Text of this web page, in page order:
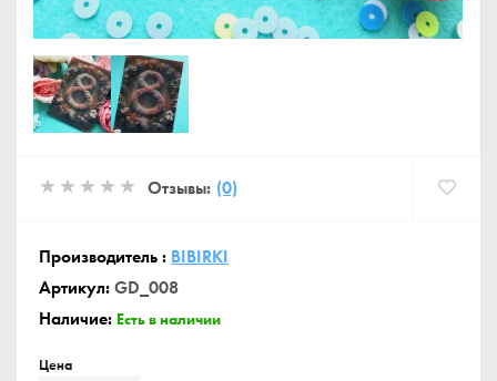
Отзывы: (0)
Производитель : BIBIRKI
Артикул:GD_008
Наличие: Есть в наличии
Цена